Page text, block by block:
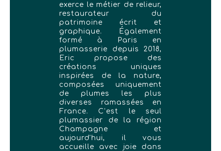
exerce le métier de relieur,
restaurateur du
patrimoine écrit et
graphique. Également
formé à Paris en
plumasserie depuis 2018,
Eric propose des
créations uniques
inspirées de la nature,
composées uniquement
de plumes les plus
diverses ramassées en
France. C’est le seul
plumassier de la région
Champagne et
aujourd'hui, il vous
accueille avec joie dans